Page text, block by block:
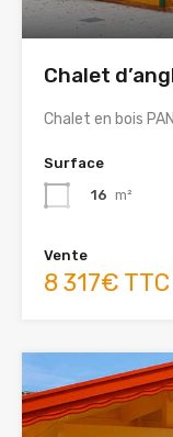
Chalet
Chalet en bois
Surface
16 m²
Vente
8 317€